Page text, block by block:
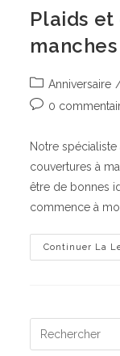
Plaids
Post
category:
Anniversaire
Commentaires
la
publication :
0
Notre
couvertures à
être de bonnes
commence à
Continuer La